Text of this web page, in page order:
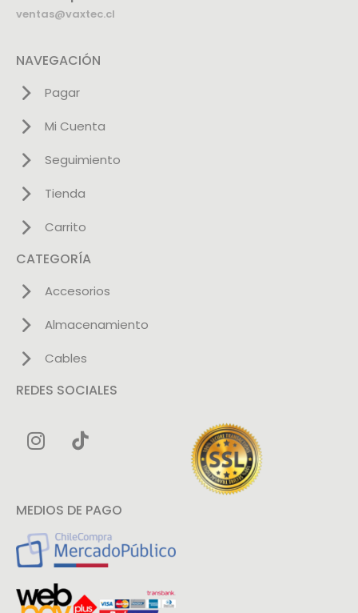
ventas@vaxtec.cl
NAVEGACIÓN
Pagar
Mi Cuenta
Seguimiento
Tienda
Carrito
CATEGORÍA
Accesorios
Almacenamiento
Cables
REDES SOCIALES
MEDIOS DE PAGO